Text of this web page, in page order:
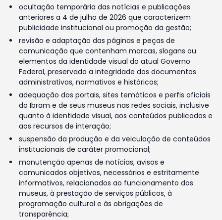
ocultação temporária das notícias e publicações
anteriores a 4 de julho de 2026 que caracterizem
publicidade institucional ou promoção da gestão;
revisão e adaptação das páginas e peças de
comunicação que contenham marcas, slogans ou
elementos da identidade visual do atual Governo
Federal, preservada a integridade dos documentos
administrativos, normativos e históricos;
adequação dos portais, sites temáticos e perfis oficiais
do Ibram e de seus museus nas redes sociais, inclusive
quanto à identidade visual, aos conteúdos publicados e
aos recursos de interação;
suspensão da produção e da veiculação de conteúdos
institucionais de caráter promocional;
manutenção apenas de notícias, avisos e
comunicados objetivos, necessários e estritamente
informativos, relacionados ao funcionamento dos
museus, à prestação de serviços públicos, à
programação cultural e às obrigações de
transparência;